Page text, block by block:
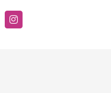
Instagram